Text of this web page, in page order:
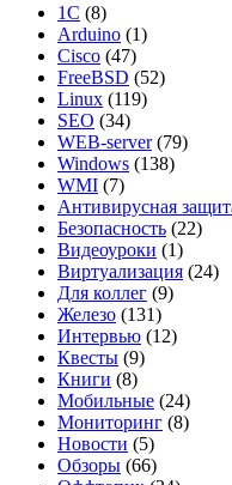
1С (8)
Arduino (1)
Cisco (47)
FreeBSD (52)
Linux (119)
SEO (34)
WEB-server(79)
Windows (138)
WMI (7)
Антивирусная
Безопасность (22)
Видеоуроки (1)
Виртуализация (24)
Для коллег (9)
Железо (131)
Интервью (12)
Квесты (9)
Книги (8)
Мобильные (24)
Мониторинг (8)
Новости (5)
Обзоры (66)